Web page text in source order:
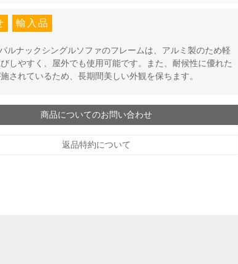
輸入品
ルナックシングルソファのフレームは、アルミ製のため軽
しやすく、屋外でも使用可能です。また、耐候性に優れた
されているため、長期間美しい外観を保ちます。
商品についてのお問い合わせ
返品特約について